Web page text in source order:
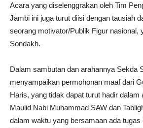
Acara yang diselenggrakan oleh Tim
Jambi ini juga turut diisi dengan tausiah
seorang motivator/Publik Figur nasional,
Sondakh.
Dalam sambutan dan arahannya Sekda
menyampaikan permohonan maaf dari
Haris, yang tidak dapat turut hadir dalam
Maulid Nabi Muhammad SAW dan
dalam waktu yang bersamaan ada tugas